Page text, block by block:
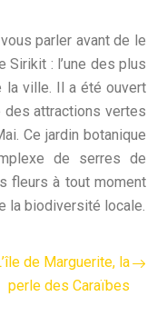
parler avant de le
Sirikit : l’une des plus
la ville. Il a été ouvert
des attractions vertes
Ce jardin botanique
de serres de
fleurs à tout moment
la biodiversité locale.
de Marguerite, la
perle des Caraïbes